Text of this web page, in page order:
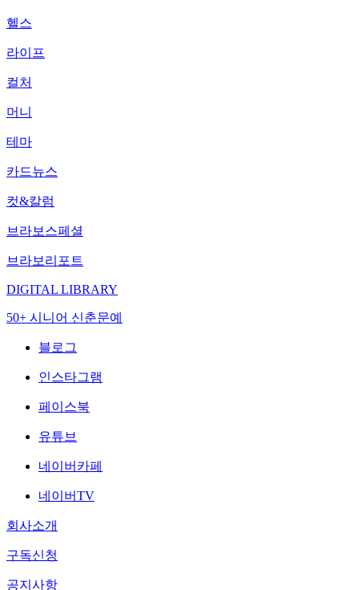
헬스
라이프
컬처
머니
테마
카드뉴스
컷&칼럼
브라보스페셜
브라보리포트
DIGITAL LIBRARY
50+ 시니어 신춘문예
블로그
인스타그램
페이스북
유튜브
네이버카페
네이버TV
회사소개
구독신청
공지사항